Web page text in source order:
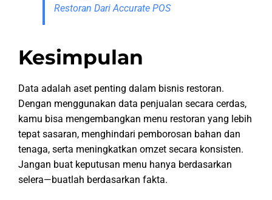
Restoran Dari Accurate POS
Kesimpulan
Data adalah aset penting dalam bisnis restoran.
Dengan menggunakan data penjualan secara cerdas,
kamu bisa mengembangkan menu restoran yang lebih
tepat sasaran, menghindari pemborosan bahan dan
tenaga, serta meningkatkan omzet secara konsisten.
Jangan buat keputusan menu hanya berdasarkan
selera—buatlah berdasarkan fakta.